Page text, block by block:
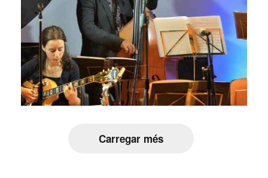
Carregar més